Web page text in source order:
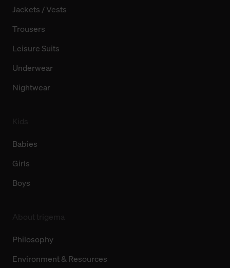
Jackets / Vests
Trousers
Leisure Suits
Underwear
Nightwear
Babies
Girls
Boys
Philosophy
Environment & Resources